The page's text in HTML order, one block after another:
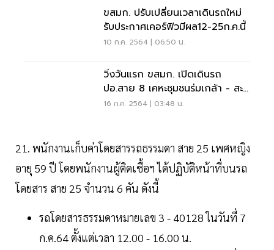
ขสมก. ปรับเปลี่ยนเวลาเดินรถใหม่
รับประกาศเคอร์ฟิวมีผล12-25ก.ค.นี้
10 ก.ค. 2564 | 06:50 น.
วิ่งวันแรก ขสมก. เปิดเดินรถ
ปอ.สาย 8 เคหะชุมชนร่มเกล้า - สะ
พานพุทธฯ แทนเอกชน
16 ก.ค. 2564 | 03:48 น.
21. พนักงานเก็บค่าโดยสารรถธรรมดา สาย 25 เพศหญิง
อายุ 59 ปี โดยพนักงานผู้ติดเชื้อฯ ได้ปฏิบัติหน้าที่บนรถ
โดยสาร สาย 25 จำนวน 6 คัน ดังนี้
รถโดยสารธรรมดาหมายเลข 3 - 40128 ในวันที่ 7
ก.ค.64 ตั้งแต่เวลา 12.00 - 16.00 น.